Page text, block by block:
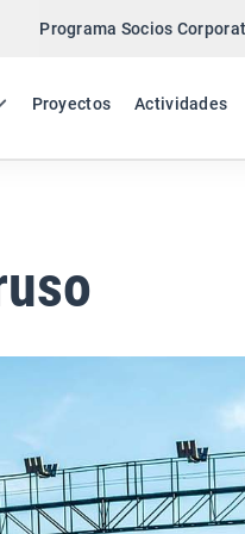
Programa Socios
Proyectos Actividades